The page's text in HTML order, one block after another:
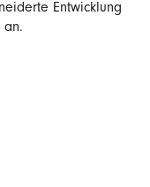
Entwicklung
an.